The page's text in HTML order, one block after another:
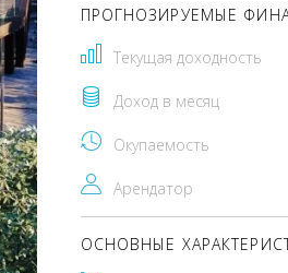
ПРОГНОЗИРУЕМЫЕ
Текущая доходность
Доход в месяц
Окупаемость
Арендатор
ОСНОВНЫЕ